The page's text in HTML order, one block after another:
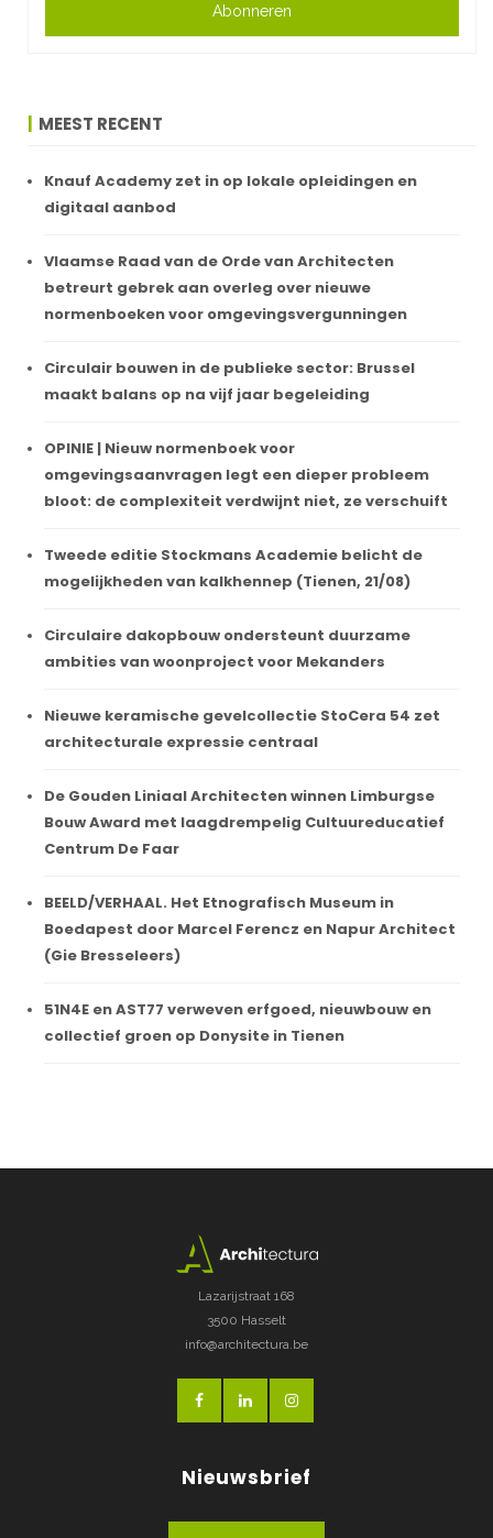
Abonneren
MEEST RECENT
Knauf Academy zet in op lokale opleidingen en
digitaal aanbod
Vlaamse Raad van de Orde van Architecten
betreurt gebrek aan overleg over nieuwe
normenboeken voor omgevingsvergunningen
Circulair bouwen in de publieke sector: Brussel
maakt balans op na vijf jaar begeleiding
OPINIE | Nieuw normenboek voor
omgevingsaanvragen legt een dieper probleem
bloot: de complexiteit verdwijnt niet, ze verschuift
Tweede editie Stockmans Academie belicht de
mogelijkheden van kalkhennep (Tienen, 21/08)
Circulaire dakopbouw ondersteunt duurzame
ambities van woonproject voor Mekanders
Nieuwe keramische gevelcollectie StoCera 54 zet
architecturale expressie centraal
De Gouden Liniaal Architecten winnen Limburgse
Bouw Award met laagdrempelig Cultuureducatief
Centrum De Faar
BEELD/VERHAAL. Het Etnografisch Museum in
Boedapest door Marcel Ferencz en Napur Architect
(Gie Bresseleers)
51N4E en AST77 verweven erfgoed, nieuwbouw en
collectief groen op Donysite in Tienen
Lazarijstraat 168
3500 Hasselt
info@architectura.be
Nieuwsbrief